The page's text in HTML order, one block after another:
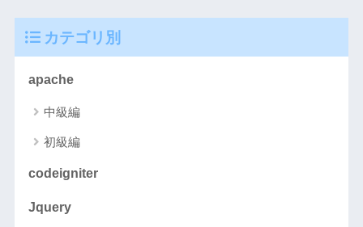
カテゴリ別
apache
中級編
初級編
codeigniter
Jquery